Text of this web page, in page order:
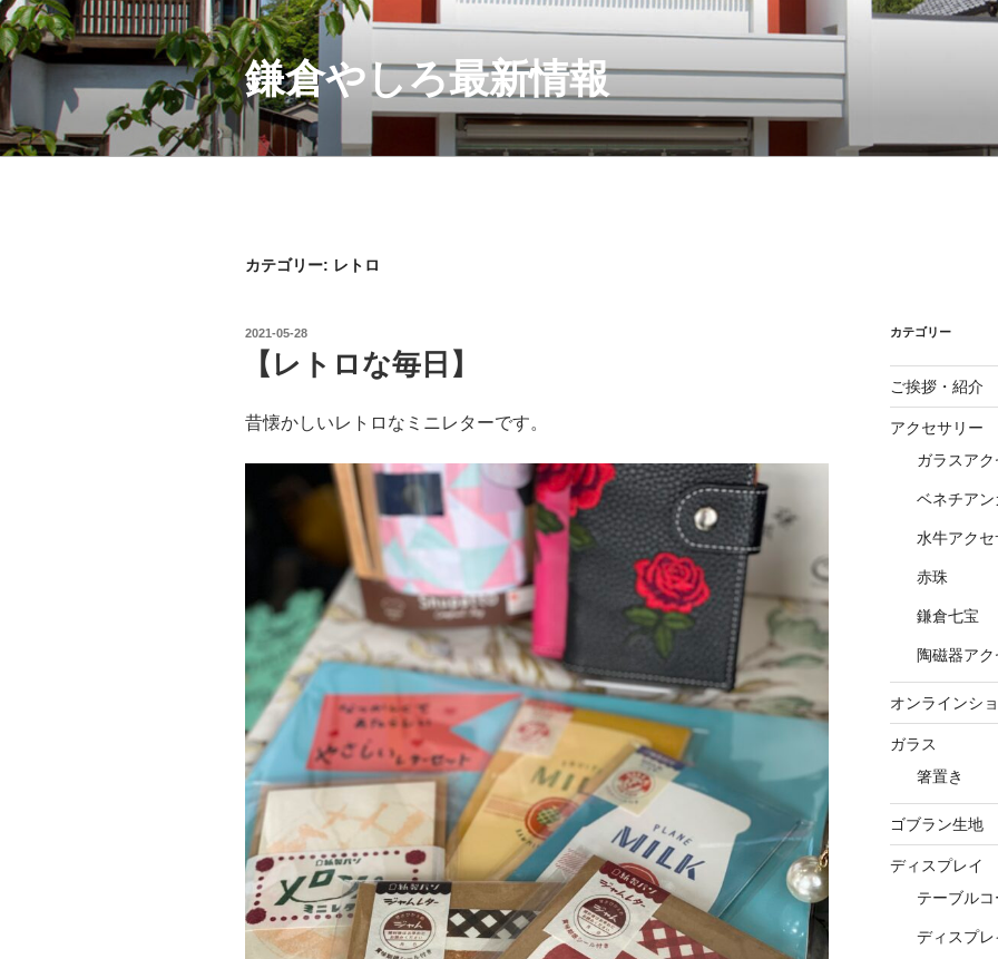
コ
ン
テ
ン
ツ
へ
鎌倉やしろ最新情報
カテゴリー: レトロ
投
2021-05-28
【レトロな毎日】
昔懐かしいレトロなミニレターです。
カテゴリー
ご挨拶・紹介
アクセサリー
ガラスア
ベネチアン
水牛アクセ
赤珠
鎌倉七宝
陶磁器ア
オンラインシ
ガラス
箸置き
ゴブラン生地
ディスプレイ
テーブル
ディスプ